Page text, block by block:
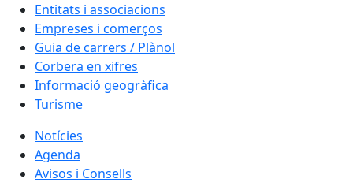
Entitats i associacions
Empreses i comerços
Guia de carrers / Plànol
Corbera en xifres
Informació geogràfica
Turisme
Notícies
Agenda
Avisos i Consells